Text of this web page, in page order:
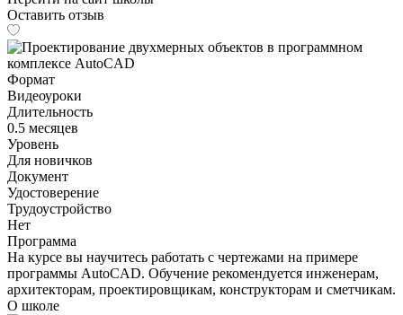
Оставить отзыв
Формат
Видеоуроки
Длительность
0.5 месяцев
Уровень
Для новичков
Документ
Удостоверение
Трудоустройство
Нет
Программа
На курсе вы научитесь работать с чертежами на примере
программы AutoCAD. Обучение рекомендуется инженерам,
архитекторам, проектировщикам, конструкторам и сметчикам.
О школе